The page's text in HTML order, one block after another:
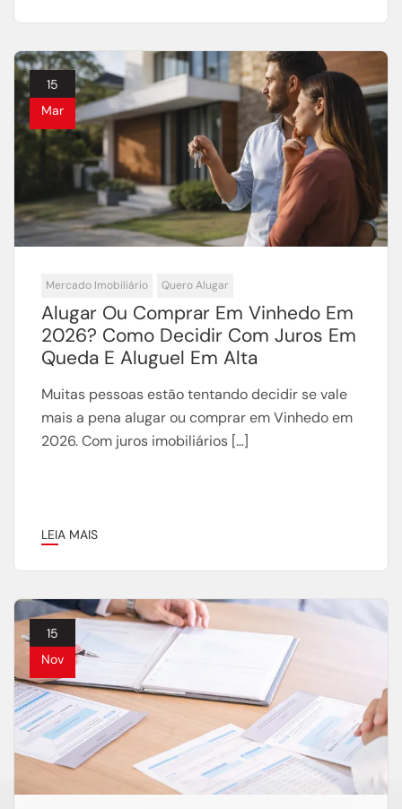
15
Mar
Mercado Imobiliário Quero Alugar
Alugar Ou Comprar Em Vinhedo Em
2026? Como Decidir Com Juros Em
Queda E Aluguel Em Alta
Muitas pessoas estão tentando decidir se vale
mais a pena alugar ou comprar em Vinhedo em
2026. Com juros imobiliários […]
LEIA MAIS
15
Nov